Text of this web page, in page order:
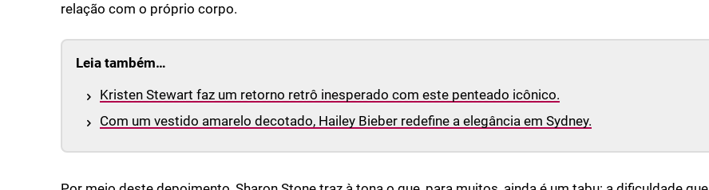
relação com o próprio corpo.
Leia também…
Kristen Stewart faz um retorno retrô inesperado com este penteado icônico.
Com um vestido amarelo decotado, Hailey Bieber redefine a elegância em Sydney.